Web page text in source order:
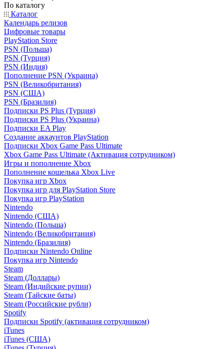
По каталогу
Каталог
Календарь релизов
Цифровые товары
PlayStation Store
PSN (Польша)
PSN (Турция)
PSN (Индия)
Пополнение PSN (Украина)
PSN (Великобритания)
PSN (США)
PSN (Бразилия)
Подписки PS Plus (Турция)
Подписки PS Plus (Украина)
Подписки EA Play
Создание аккаунтов PlayStation
Подписки Xbox Game Pass Ultimate
Xbox Game Pass Ultimate (Активация сотрудником)
Игры и пополнение Xbox
Пополнение кошелька Xbox Live
Покупка игр Xbox
Покупка игр для PlayStation Store
Покупка игр PlayStation
Nintendo
Nintendo (США)
Nintendo (Польша)
Nintendo (Великобритания)
Nintendo (Бразилия)
Подписки Nintendo Online
Покупка игр Nintendo
Steam
Steam (Доллары)
Steam (Индийские рупии)
Steam (Тайские баты)
Steam (Российские рубли)
Spotify
Подписки Spotify (активация сотрудником)
iTunes
iTunes (США)